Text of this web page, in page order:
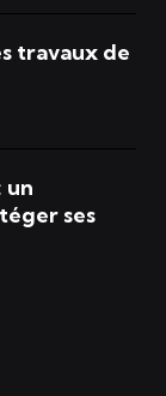
travaux de
un
ses